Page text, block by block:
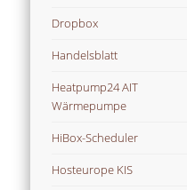
Dropbox
Handelsblatt
Heatpump24 AIT
Wärmepumpe
HiBox-Scheduler
Hosteurope KIS